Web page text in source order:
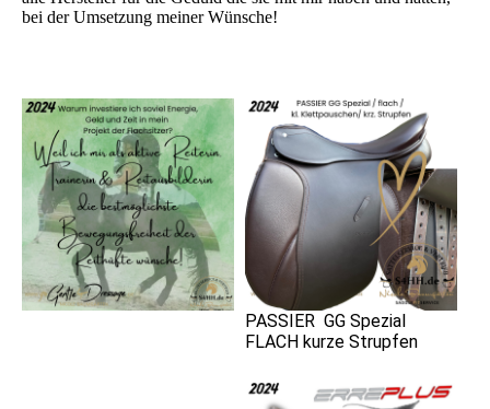
bei der Umsetzung meiner Wünsche!
PASSIER GG Spezial
FLACH kurze Strupfen